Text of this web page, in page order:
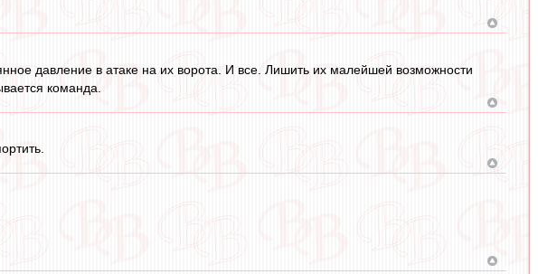
давление в атаке на их ворота. И все. Лишить их малейшей возможности
команда.